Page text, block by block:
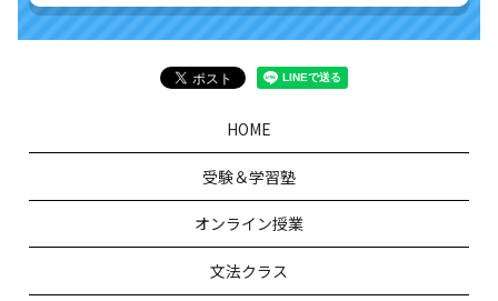
HOME
受験＆学習塾
オンライン授業
文法クラス